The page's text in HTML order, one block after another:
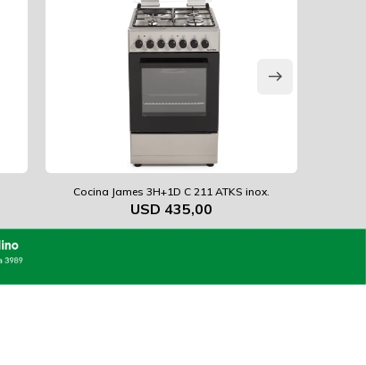
Cocina James 3H+1D C 211 ATKS inox.
USD 435,00